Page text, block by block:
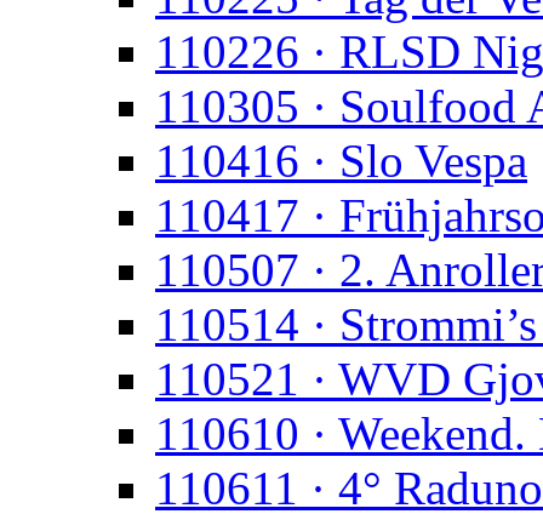
110226 · RLSD
110305 · Soulfood
110416 · Slo Vespa
110417 ·
110507 · 2.
110514 ·
110521 · WVD
110610 ·
110611 · 4°